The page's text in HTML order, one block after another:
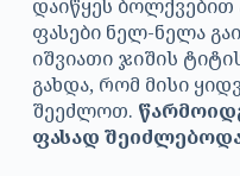
დაიწყეს ბოლქვებით
ფასები ნელ-ნელა
იშვიათი ჯიშის
გახდა, რომ მისი
შეეძლოთ.
ფასად